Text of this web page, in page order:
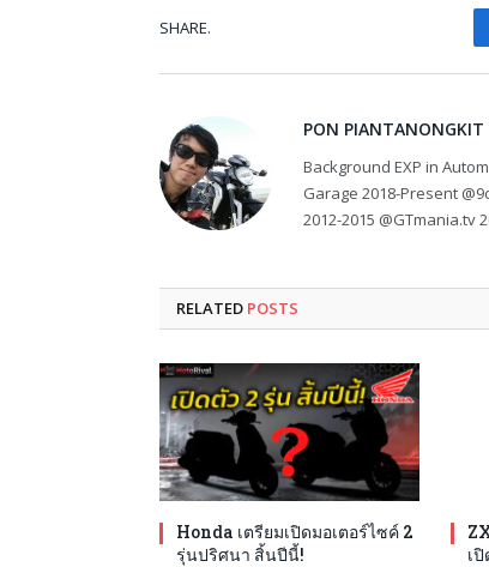
SHARE.
PON PIANTANONGKIT
Background EXP in
Garage 2018-Present
2012-2015 @GTmania.tv
RELATED POSTS
Honda เตรียมเปิดมอเตอร์ไซค์ 2
รุ่นปริศนา สิ้นปีนี้!
เ